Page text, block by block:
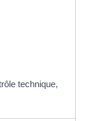
technique,